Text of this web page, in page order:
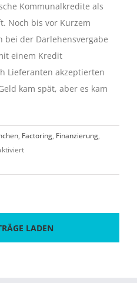
Kommunalkredite als
Noch bis vor Kurzem
bei der Darlehensvergabe
einem Kredit
Lieferanten akzeptierten
kam spät, aber es kam
, Factoring, Finanzierung,
für
Städten
zu
LADEN